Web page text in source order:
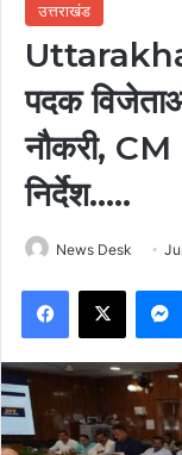
उत्तराखंड
पदक
नौकरी, CM
निर्देश…..
News Desk
Facebook
X